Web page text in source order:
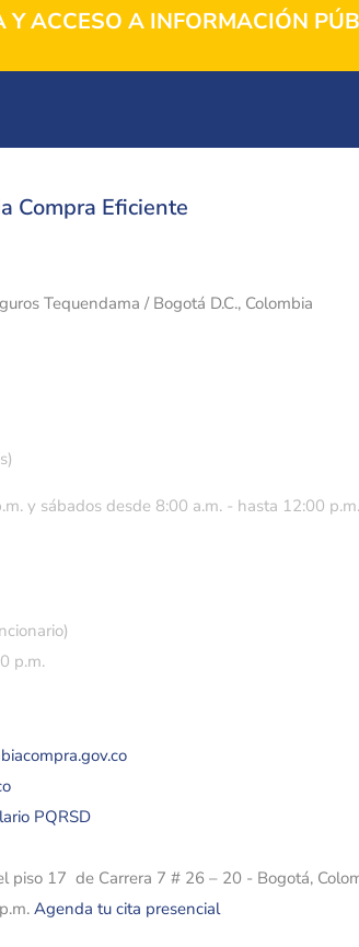
Y ACCESO A INFORMACIÓN
Compra Eficiente
Tequendama / Bogotá D.C., Colombia
y sábados desde 8:00 a.m. - hasta 12:00 p.m.
p.m.
PQRSD
piso 17 de Carrera 7 # 26 – 20 - Bogotá,
Agenda tu cita presencial